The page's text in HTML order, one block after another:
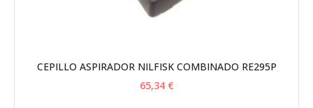
CEPILLO ASPIRADOR NILFISK COMBINADO RE295P
65,34 €